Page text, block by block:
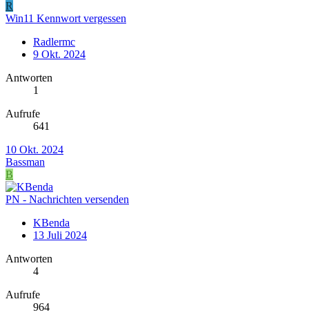
R
Win11 Kennwort vergessen
Radlermc
9 Okt. 2024
Antworten
1
Aufrufe
641
10 Okt. 2024
Bassman
B
PN - Nachrichten versenden
KBenda
13 Juli 2024
Antworten
4
Aufrufe
964